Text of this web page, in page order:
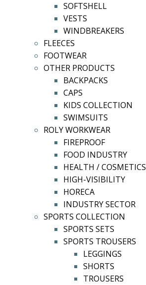
SOFTSHELL
VESTS
WINDBREAKERS
FLEECES
FOOTWEAR
OTHER PRODUCTS
BACKPACKS
CAPS
KIDS COLLECTION
SWIMSUITS
ROLY WORKWEAR
FIREPROOF
FOOD INDUSTRY
HEALTH / COSMETICS
HIGH-VISIBILITY
HORECA
INDUSTRY SECTOR
SPORTS COLLECTION
SPORTS SETS
SPORTS TROUSERS
LEGGINGS
SHORTS
TROUSERS